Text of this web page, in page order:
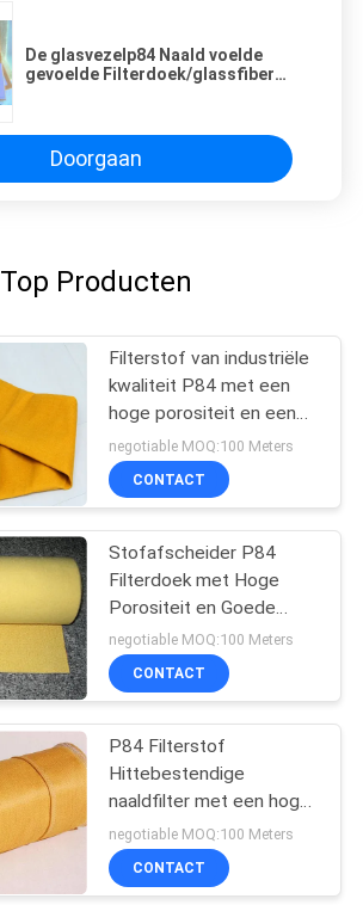
De glasvezelp84 Naald voelde
gevoelde Filterdoek/glassfiber
Doorgaan
Top Producten
Filterstof van industriële
kwaliteit P84 met een
hoge porositeit en een
goede
luchtdoorlaatbaarheid,
ideaal voor
en filtersystemen
negotiable MOQ:100 Meters
CONTACT
Stofafscheider P84
Filterdoek met Hoge
Porositeit en Goede
Luchtdoorlaatbaarheid
voor Verbeterde Filtratie
in Industriële
negotiable MOQ:100 Meters
CONTACT
P84 Filterstof
Hittebestendige
naaldfilter met een hoge
luchtdoorlaatbaarheid en
een lange levensduur
voor industriële
negotiable MOQ:100 Meters
CONTACT